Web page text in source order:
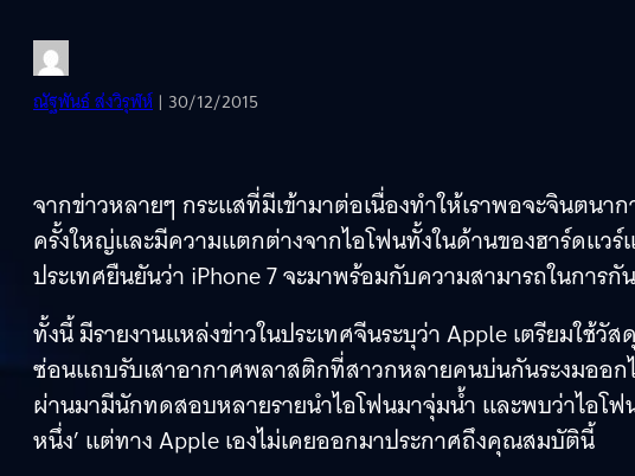
ณัฐพันธ์ ส่งวิรุฬห์ | 30/12/2015
จากข่าวหลายๆ กระแสที่มีเข้ามาต่อเนื่องทำให้เราพอจะจินตนา
ครั้งใหญ่และมีความแตกต่างจากไอโฟนทั้งในด้านของฮาร์ดแว
ประเทศยืนยันว่า iPhone 7 จะมาพร้อมกับความสามารถในการ
ทั้งนี้ มีรายงานแหล่งข่าวในประเทศจีนระบุว่า Apple เตรียมใช้
ซ่อนแถบรับเสาอากาศพลาสติกที่สาวกหลายคนบ่นกันระงมอ
ผ่านมามีนักทดสอบหลายรายนำไอโฟนมาจุ่มน้ำ และพบว่าไอโฟ
หนึ่ง’ แต่ทาง Apple เองไม่เคยออกมาประกาศถึงคุณสมบัตินี้